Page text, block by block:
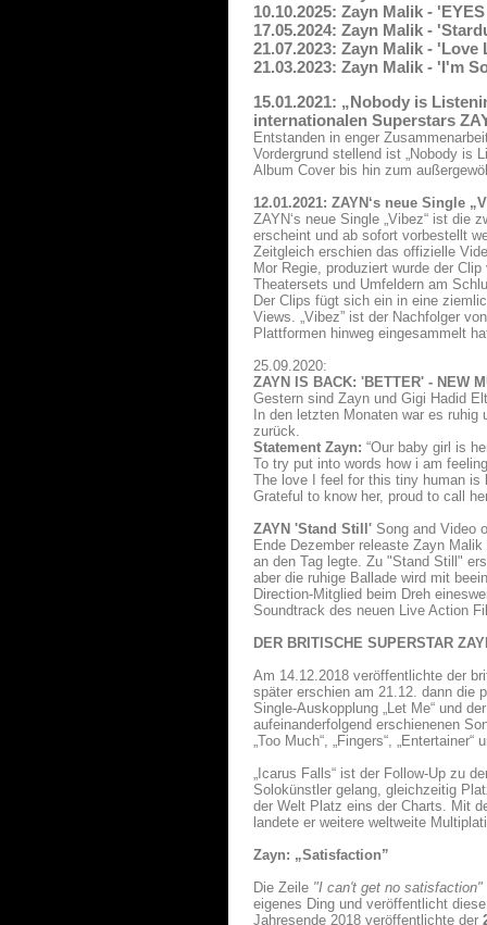
10.10.2025: Zayn Malik -
17.05.2024: Zayn Malik -
21.07.2023: Zayn Malik -
21.03.2023: Zayn Malik - 'I'm
15.01.2021: „Nobody is
internationalen Superstars
Entstanden in enger
Vordergrund stellend ist „Nobody is
Album Cover bis hin zum
12.01.2021: ZAYN‘s neue Single
ZAYN‘s neue Single „Vibez“ ist die
erscheint und ab sofort vorbestellt
Zeitgleich erschien das offizielle
Mor Regie, produziert wurde der
Theatersets und Umfeldern am
Der Clips fügt sich ein in eine
Views. „Vibez” ist der Nachfolger
Plattformen hinweg eingesammelt
25.09.2020:
ZAYN IS BACK: 'BETTER' - NEW
Gestern sind Zayn und Gigi Hadid
In den letzten Monaten war es
zurück.
Statement Zayn: “Our baby girl is
To try put into words how i am
The love I feel for this tiny human is
Grateful to know her, proud to call
ZAYN 'Stand Still' Song and Video
Ende Dezember releaste Zayn
an den Tag legte. Zu "Stand Still"
aber die ruhige Ballade wird mit
Direction-Mitglied beim Dreh
Soundtrack des neuen Live Action
DER BRITISCHE SUPERSTAR
Am 14.12.2018 veröffentlichte der
später erschien am 21.12. dann die
Single-Auskopplung „Let Me“ und
aufeinanderfolgend erschienenen
„Too Much“, „Fingers“,
„Icarus Falls“ ist der Follow-Up zu
Solokünstler gelang, gleichzeitig
der Welt Platz eins der Charts. Mit
landete er weitere weltweite
Zayn: „Satisfaction”
Die Zeile "I can't get no satisfaction"
eigenes Ding und veröffentlicht
Jahresende 2018 veröffentlichte der